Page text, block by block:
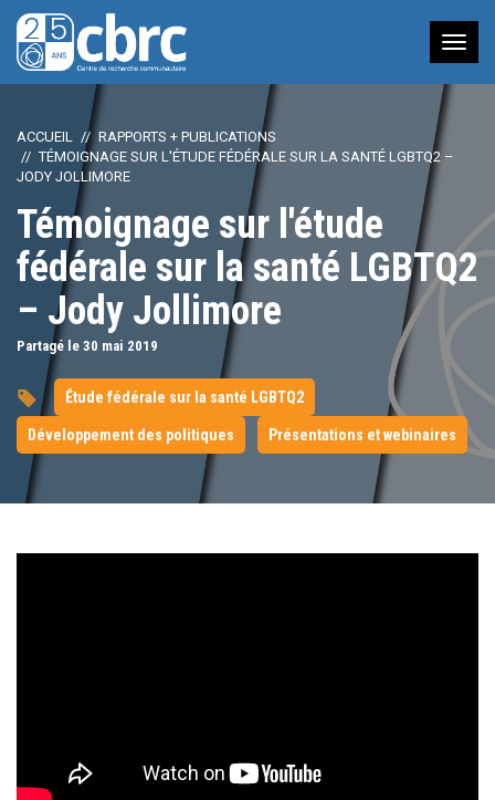
à
ACCUEIL
RAPPORTS + PUBLICATIONS
TÉMOIGNAGE SUR L'ÉTUDE FÉDÉRALE SUR LA SANTÉ LGBTQ2 –
JODY JOLLIMORE
Témoignage sur l'étude
fédérale sur la santé LGBTQ2
– Jody Jollimore
Partagé le 30 mai 2019
Étude fédérale sur la santé LGBTQ2
Développement des politiques Présentations et webinaires